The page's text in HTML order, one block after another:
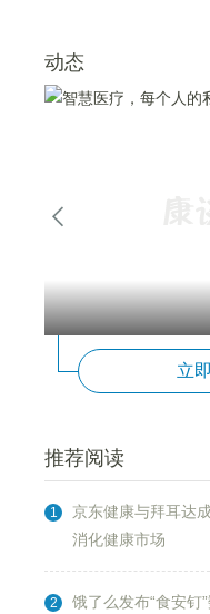
动态
立
推荐阅读
1
京东健康与拜耳达
消化健康市场
2
饿了么发布“食安钉